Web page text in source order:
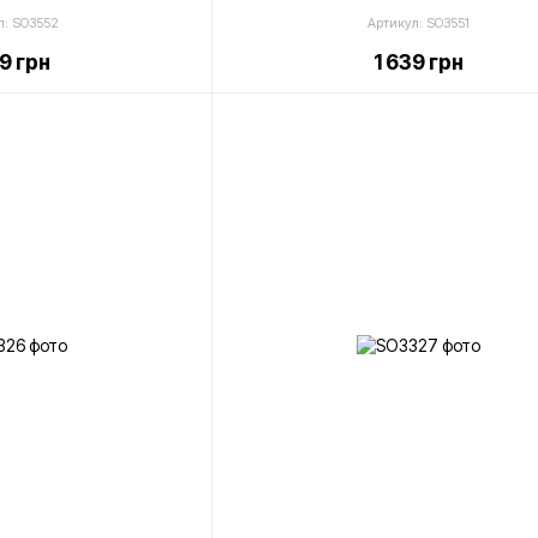
SO3552
грн
Артикул: SO3551
1 639 грн